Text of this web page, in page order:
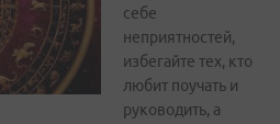
себе
неприятностей,
избегайте тех, кто
любит поучать и
руководить, а